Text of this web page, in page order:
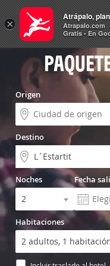
Origen
Destino
Noches Fecha
Habitaciones
×
Atrápalo,
Atrapalo.com
Gratis - En